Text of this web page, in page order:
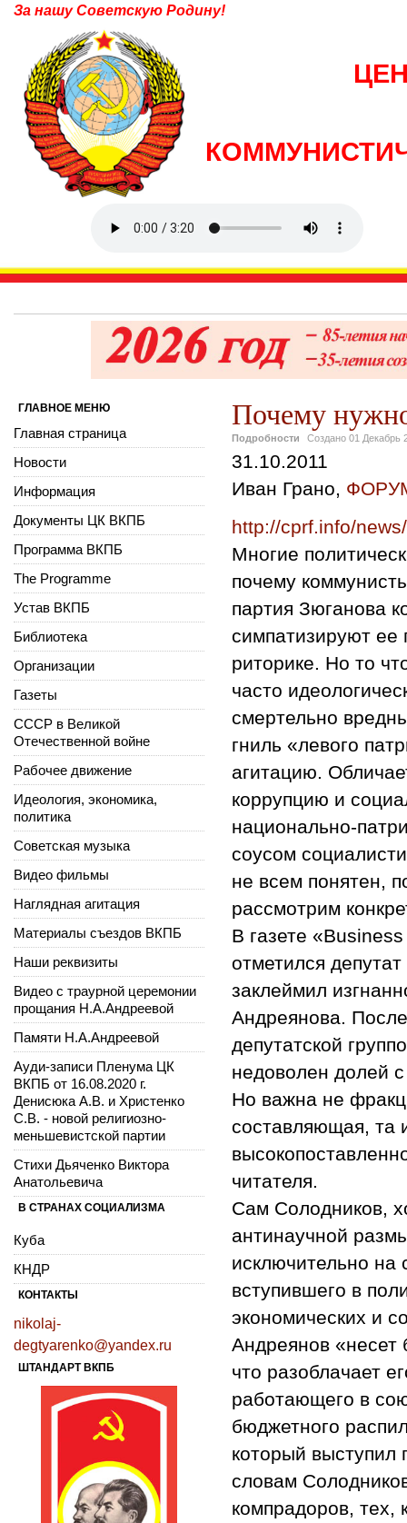
За нашу Советскую Родину!
Почему
Подробности Создано 01 Декабрь
31.10.2011
Иван Грано,
http://cprf.info/
Многие
почему
партия Зюганова
симпатизируют ее
риторике. Но то
часто
смертельно
гниль «левого
агитацию.
коррупцию и
национально-
соусом
не всем понятен,
рассмотрим
В газете
отметился
заклеймил
Андреянова.
депутатской
недоволен долей
Но важна не
составляющая, та
читателя.
Сам Солодников,
антинаучной
исключительно на
вступившего в
экономических и
Андреянов «несет
что разоблачает
работающего в
бюджетного
который выступил
словам
компрадоров, тех,
ГЛАВНОЕ МЕНЮ
Главная страница
Новости
Информация
Документы ЦК ВКПБ
Программа ВКПБ
The Programme
Устав ВКПБ
Библиотека
Организации
Газеты
СССР в Великой
Отечественной войне
Рабочее движение
Идеология, экономика,
политика
Советская музыка
Видео фильмы
Наглядная агитация
Материалы съездов ВКПБ
Наши реквизиты
Видео с траурной церемонии
прощания Н.А.Андреевой
Памяти Н.А.Андреевой
Ауди-записи Пленума ЦК
ВКПБ от 16.08.2020 г.
Денисюка А.В. и Христенко
С.В. - новой религиозно-
меньшевистской партии
Стихи Дьяченко Виктора
Анатольевича
В СТРАНАХ СОЦИАЛИЗМА
Куба
КНДР
КОНТАКТЫ
nikolaj-
degtyarenko@yandex.ru
ШТАНДАРТ ВКПБ